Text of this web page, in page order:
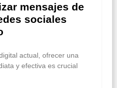
mensajes de
sociales
actual, ofrecer una
y efectiva es crucial